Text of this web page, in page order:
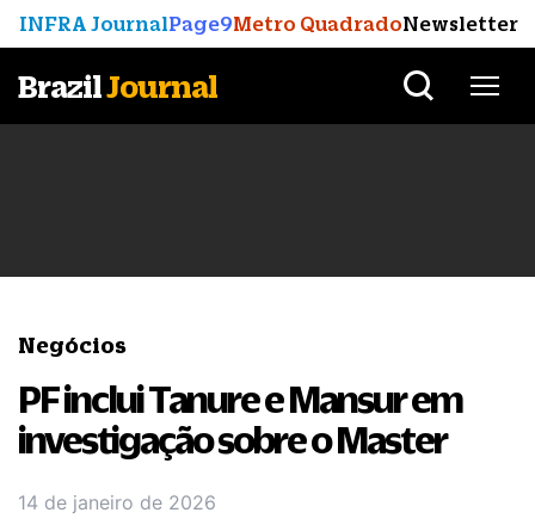
INFRA JournalPage9Metro QuadradoNewsletter
BrazilJournal
Negócios
PF inclui Tanure e Mansur em
investigação sobre o Master
14 de janeiro de 2026